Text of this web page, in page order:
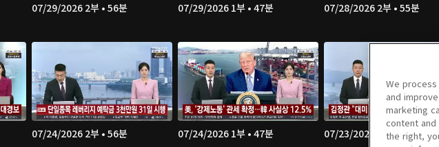
07/29/2026 2부 • 56분 07/29/2026 1부 • 47분 07/28/2026 2부 • 55분
07/24/2026 2부 • 56분 07/24/2026 1부 • 47분 07/23/2026 2부 • 55분
We
and
marketing
content
the right,